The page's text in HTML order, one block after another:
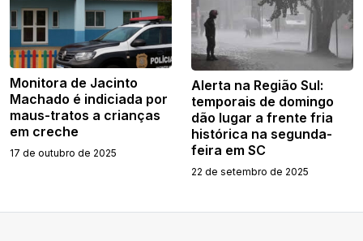
Monitora de Jacinto
Machado é indiciada por
maus-tratos a crianças
em creche
17 de outubro de 2025
Alerta na Região Sul:
temporais de domingo
dão lugar a frente fria
histórica na segunda-
feira em SC
22 de setembro de 2025